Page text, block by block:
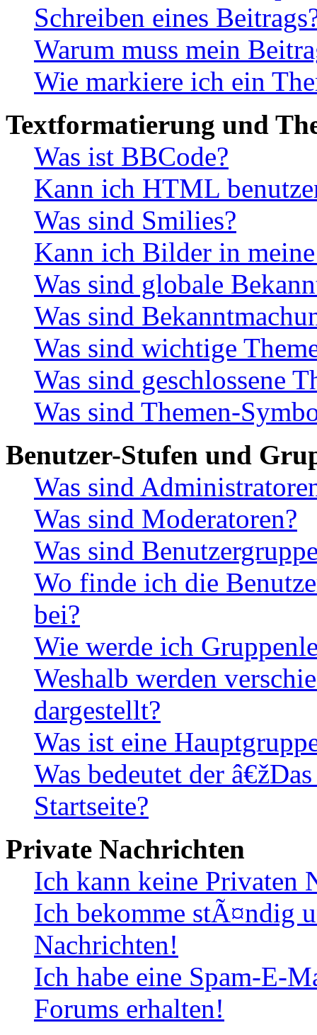
Schreiben eines
Warum muss mein
Wie markiere ich ein
Textformatierung und
Was ist BBCode?
Kann ich HTML
Was sind Smilies?
Kann ich Bilder in
Was sind globale
Was sind
Was sind wichtige
Was sind geschlossene
Was sind Themen-
Benutzer-Stufen und
Was sind
Was sind Moderatoren?
Was sind
Wo finde ich die
bei?
Wie werde ich
Weshalb werden
dargestellt?
Was ist eine
Was bedeutet der
Startseite?
Private Nachrichten
Ich kann keine Privaten
Ich bekomme stÃ¤ndig
Nachrichten!
Ich habe eine Spam-E-
Forums erhalten!